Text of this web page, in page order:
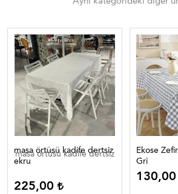
masa örtüsü kadife dertsiz
ekru
masa örtüsü kadife dertsiz
225,00
Ekose
Gri